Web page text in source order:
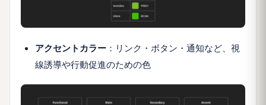
アクセントカラー ：リンク・ボタン・通知など、視
線誘導や行動促進のための色